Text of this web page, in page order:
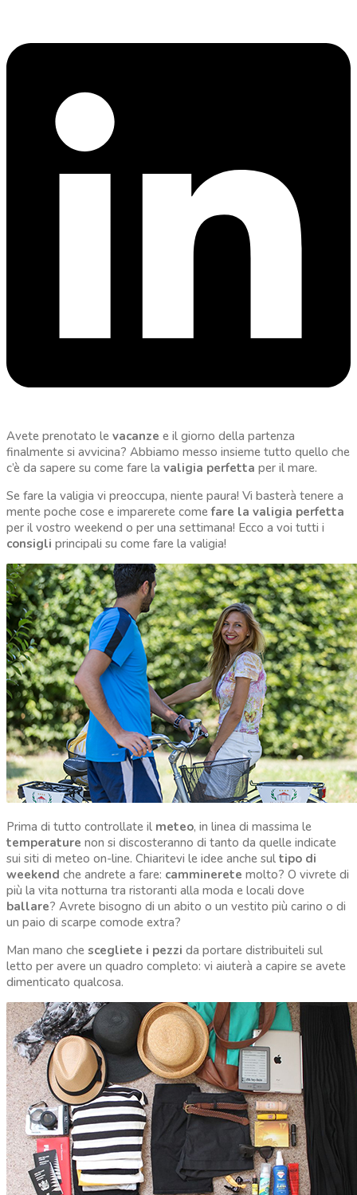
Avete prenotato le vacanze e il giorno della partenza
finalmente si avvicina? Abbiamo messo insieme tutto quello che
c’è da sapere su come fare la valigia perfetta per il mare.
Se fare la valigia vi preoccupa, niente paura! Vi basterà tenere a
mente poche cose e imparerete comefare la valigia perfetta
per il vostro weekend o per una settimana! Ecco a voi tutti i
consigli principali su come fare la valigia!
Prima di tutto controllate il meteo, in linea di massima le
temperature non si discosteranno di tanto da quelle indicate
sui siti di meteo on-line. Chiaritevi le idee anche sul tipo di
weekend che andrete a fare: camminerete molto? O vivrete di
più la vita notturna tra ristoranti alla moda e locali dove
ballare? Avrete bisogno di un abito o un vestito più carino o di
un paio di scarpe comode extra?
Man mano che scegliete i pezzi da portare distribuiteli sul
letto per avere un quadro completo: vi aiuterà a capire se avete
dimenticato qualcosa.